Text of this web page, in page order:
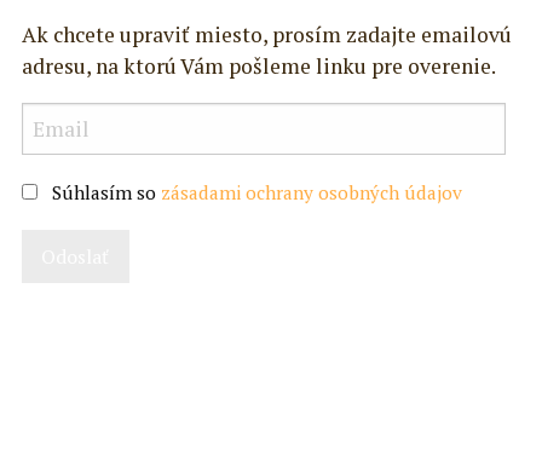
Ak chcete upraviť miesto, prosím zadajte emailovú
adresu, na ktorú Vám pošleme linku pre overenie.
Súhlasím so zásadami ochrany osobných údajov